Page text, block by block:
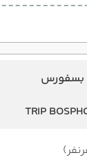
بسفورس
TRIP